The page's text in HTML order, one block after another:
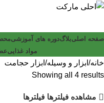
صفحه اصلیبلاگدوره های آموزشی
مواد غذایی
خانه ابزار و وسیله ابزار حجامت
Showing all 4 results
مشاهده فیلترها فیلترها